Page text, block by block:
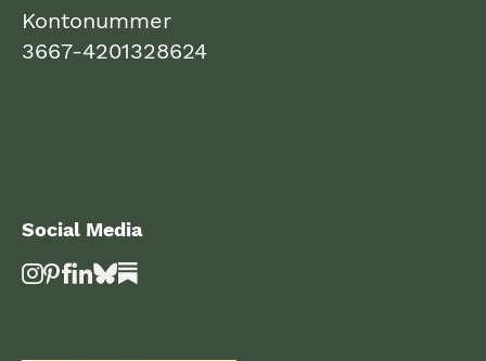
Kontonummer
3667-4201328624
Social Media